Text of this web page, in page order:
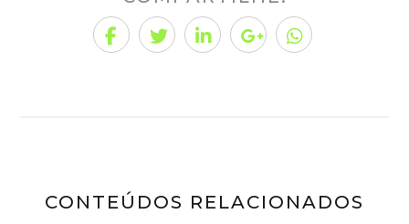
CONTEÚDOS RELACIONADOS